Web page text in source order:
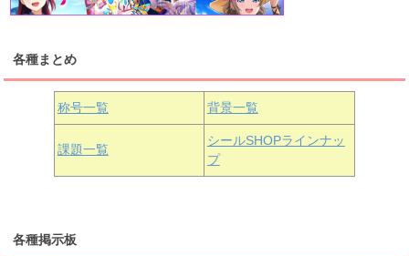
津島善子 黒澤ルビィ
浦の星女学院3年生
黒澤ダイヤ
中須かすみ 天王寺璃奈
各種まとめ
称号一覧 背景一覧
課題一覧
シールSHOPラインナッ
プ
各種掲示板